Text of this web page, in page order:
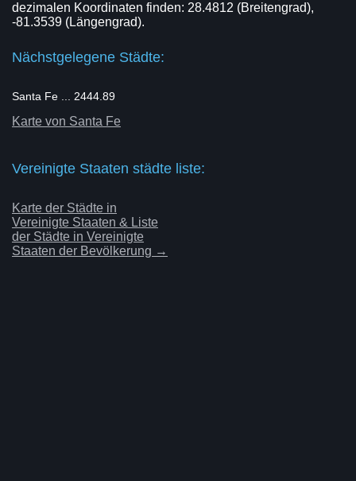
dezimalen Koordinaten finden: 28.4812 (Breitengrad),
-81.3539 (Längengrad).
Nächstgelegene Städte:
Santa Fe ... 2444.89
Karte von Santa Fe
Vereinigte Staaten städte liste:
Karte der Städte in
Vereinigte Staaten & Liste
der Städte in Vereinigte
Staaten der Bevölkerung →